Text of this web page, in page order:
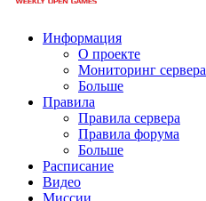
Информация
О проекте
Мониторинг сервера
Больше
Правила
Правила сервера
Правила форума
Больше
Расписание
Видео
Миссии